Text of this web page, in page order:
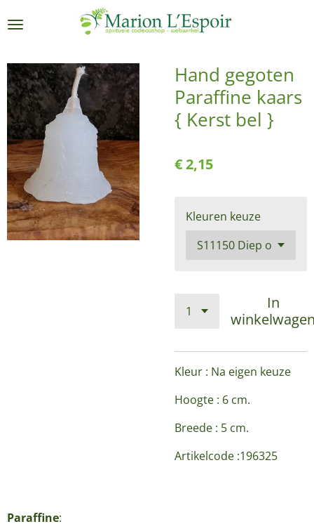
direct
de
hoofdinhoud
Hand gegoten
Paraffine kaars
{ Kerst bel }
€ 2,15
Kleuren keuze
In
Kleur : Na eigen keuze
Hoogte : 6 cm.
Breede : 5 cm.
Artikelcode :196325
Paraffine: